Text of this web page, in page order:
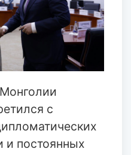
с
и постоянных